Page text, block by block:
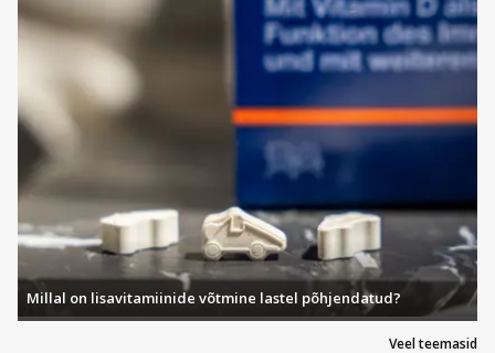
Veel teemasid
Millal on lisavitamiinide võtmine lastel põhjendatud?